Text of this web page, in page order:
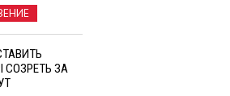
ЗА